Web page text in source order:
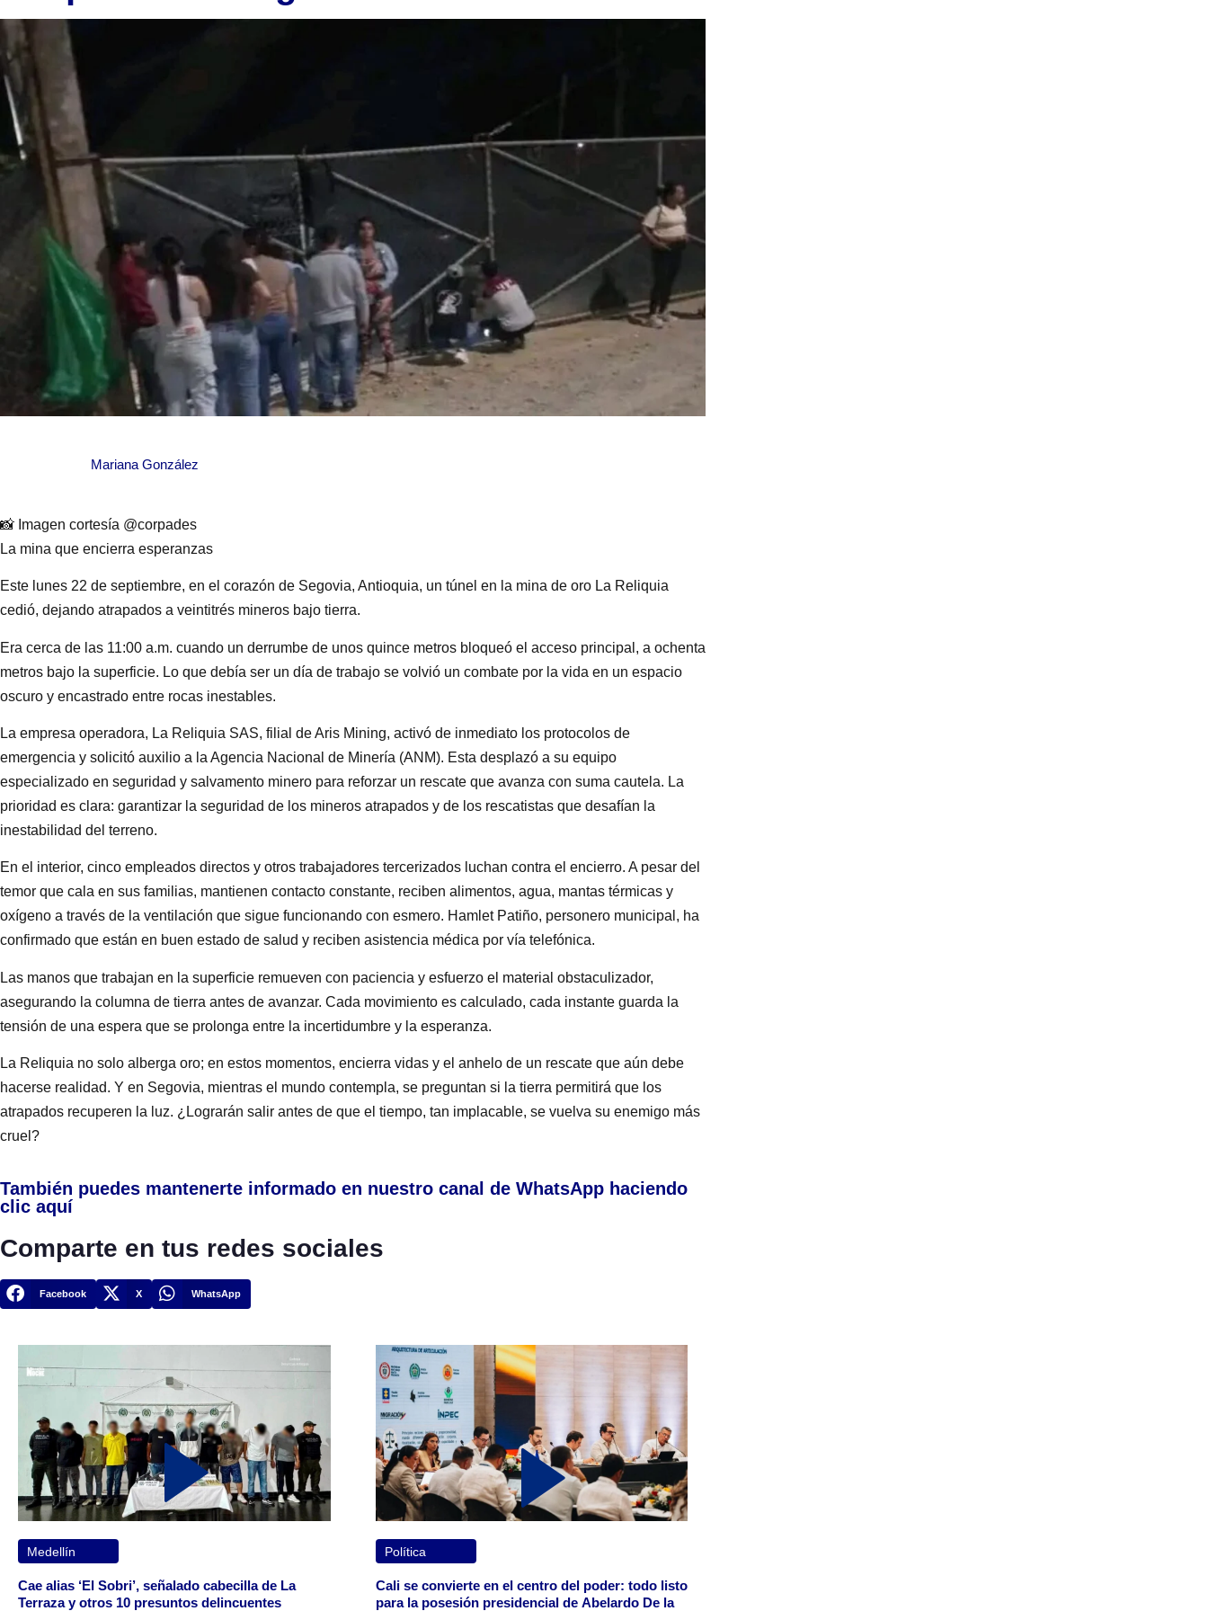
Mariana González
📸 Imagen cortesía @corpades
La mina que encierra esperanzas
Este lunes 22 de septiembre, en el corazón de Segovia, Antioquia, un túnel en la mina de oro La Reliquia
cedió, dejando atrapados a veintitrés mineros bajo tierra.
Era cerca de las 11:00 a.m. cuando un derrumbe de unos quince metros bloqueó el acceso principal, a ochenta
metros bajo la superficie. Lo que debía ser un día de trabajo se volvió un combate por la vida en un espacio
oscuro y encastrado entre rocas inestables.
La empresa operadora, La Reliquia SAS, filial de Aris Mining, activó de inmediato los protocolos de
emergencia y solicitó auxilio a la Agencia Nacional de Minería (ANM). Esta desplazó a su equipo
especializado en seguridad y salvamento minero para reforzar un rescate que avanza con suma cautela. La
prioridad es clara: garantizar la seguridad de los mineros atrapados y de los rescatistas que desafían la
inestabilidad del terreno.
En el interior, cinco empleados directos y otros trabajadores tercerizados luchan contra el encierro. A pesar del
temor que cala en sus familias, mantienen contacto constante, reciben alimentos, agua, mantas térmicas y
oxígeno a través de la ventilación que sigue funcionando con esmero. Hamlet Patiño, personero municipal, ha
confirmado que están en buen estado de salud y reciben asistencia médica por vía telefónica.
Las manos que trabajan en la superficie remueven con paciencia y esfuerzo el material obstaculizador,
asegurando la columna de tierra antes de avanzar. Cada movimiento es calculado, cada instante guarda la
tensión de una espera que se prolonga entre la incertidumbre y la esperanza.
La Reliquia no solo alberga oro; en estos momentos, encierra vidas y el anhelo de un rescate que aún debe
hacerse realidad. Y en Segovia, mientras el mundo contempla, se preguntan si la tierra permitirá que los
atrapados recuperen la luz. ¿Lograrán salir antes de que el tiempo, tan implacable, se vuelva su enemigo más
cruel?
También puedes mantenerte informado en nuestro canal de WhatsApp haciendo
clic aquí
Comparte en tus redes sociales
Facebook X WhatsApp
Medellín
Cae alias ‘El Sobri’, señalado cabecilla de La
Terraza y otros 10 presuntos delincuentes
Política
Cali se convierte en el centro del poder: todo listo
para la posesión presidencial de Abelardo De la